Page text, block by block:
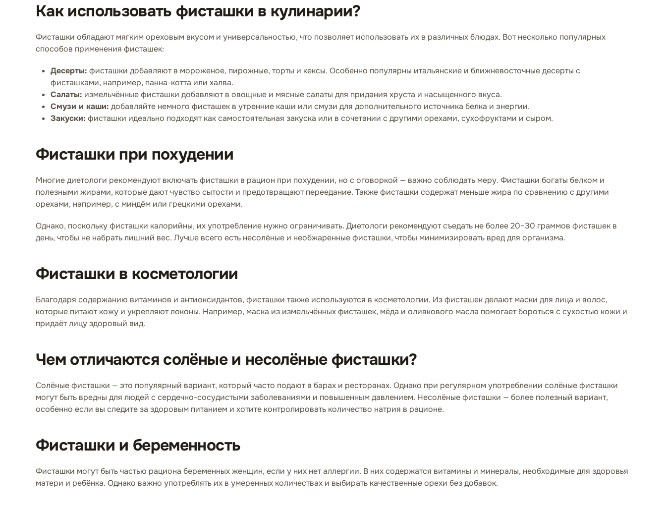
Как использовать фисташки в кулинарии?
Фисташки обладают мягким ореховым вкусом и универсальностью, что позволяет использовать их в различных блюдах. Вот несколько популярных
способов применения фисташек:
Десерты: фисташки добавляют в мороженое, пирожные, торты и кексы. Особенно популярны итальянские и ближневосточные десерты с
фисташками, например, панна-котта или халва.
Салаты: измельчённые фисташки добавляют в овощные и мясные салаты для придания хруста и насыщенного вкуса.
Смузи и каши: добавляйте немного фисташек в утренние каши или смузи для дополнительного источника белка и энергии.
Закуски: фисташки идеально подходят как самостоятельная закуска или в сочетании с другими орехами, сухофруктами и сыром.
Фисташки при похудении
Многие диетологи рекомендуют включать фисташки в рацион при похудении, но с оговоркой — важно соблюдать меру. Фисташки богаты белком и
полезными жирами, которые дают чувство сытости и предотвращают переедание. Также фисташки содержат меньше жира по сравнению с другими
орехами, например, с миндём или грецкими орехами.
Однако, поскольку фисташки калорийны, их употребление нужно ограничивать. Диетологи рекомендуют съедать не более 20–30 граммов фисташек в
день, чтобы не набрать лишний вес. Лучше всего есть несолёные и необжаренные фисташки, чтобы минимизировать вред для организма.
Фисташки в косметологии
Благодаря содержанию витаминов и антиоксидантов, фисташки также используются в косметологии. Из фисташек делают маски для лица и волос,
которые питают кожу и укрепляют локоны. Например, маска из измельчённых фисташек, мёда и оливкового масла помогает бороться с сухостью кожи и
придаёт лицу здоровый вид.
Чем отличаются солёные и несолёные фисташки?
Солёные фисташки — это популярный вариант, который часто подают в барах и ресторанах. Однако при регулярном употреблении солёные фисташки
могут быть вредны для людей с сердечно-сосудистыми заболеваниями и повышенным давлением. Несолёные фисташки — более полезный вариант,
особенно если вы следите за здоровым питанием и хотите контролировать количество натрия в рационе.
Фисташки и беременность
Фисташки могут быть частью рациона беременных женщин, если у них нет аллергии. В них содержатся витамины и минералы, необходимые для здоровья
матери и ребёнка. Однако важно употреблять их в умеренных количествах и выбирать качественные орехи без добавок.